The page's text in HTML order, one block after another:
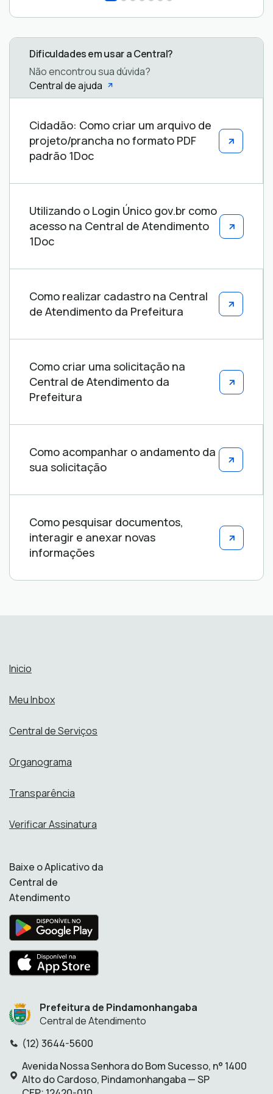
Dificuldades em usar a Central?
Não encontrou sua dúvida?
Central de ajuda
Cidadão: Como criar um arquivo de
projeto/prancha no formato PDF
padrão 1Doc
Utilizando o Login Único gov.br como
acesso na Central de Atendimento
1Doc
Como realizar cadastro na Central
de Atendimento da Prefeitura
Como criar uma solicitação na
Central de Atendimento da
Prefeitura
Como acompanhar o andamento da
sua solicitação
Como pesquisar documentos,
interagir e anexar novas
informações
ajuda
Inicio
Meu Inbox
Central de Serviços
Organograma
Transparência
Verificar Assinatura
Baixe o Aplicativo da
Central de
Atendimento
Prefeitura de Pindamonhangaba
Central de Atendimento
(12) 3644-5600
Endereço:
Avenida Nossa Senhora do Bom Sucesso, n° 1400
Alto do Cardoso, Pindamonhangaba — SP